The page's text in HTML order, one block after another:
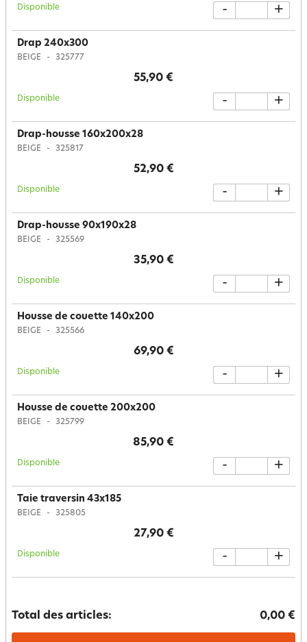
Disponible - +
Drap 240x300
BEIGE 325777
55,90 €
Disponible - +
Drap-housse 160x200x28
BEIGE 325817
52,90 €
Disponible - +
Drap-housse 90x190x28
BEIGE 325569
35,90 €
Disponible - +
Housse de couette 140x200
BEIGE 325566
69,90 €
Disponible - +
Housse de couette 200x200
BEIGE 325799
85,90 €
Disponible - +
Taie traversin 43x185
BEIGE 325805
27,90 €
Disponible - +
Total des articles: 0,00 €